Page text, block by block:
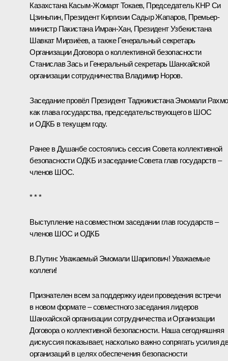
Казахстана Касым-Жомарт Токаев, Председатель КНРСи
Цзиньпин, Президент КиргизииСадыр Жапаров, Премьер-
министр Пакистана Имран-Хан, Президент Узбекистана
Шавкат Мирзиёев, а также Генеральный секретарь
Организации Договора о коллективной безопасности
Станислав Зась и Генеральный секретарь Шанхайской
организации сотрудничества Владимир Норов.
Заседание провёл Президент ТаджикистанаЭмомали
как глава государства, председательствующего в ШОС
иОДКБ в текущем году.
Ранее в Душанбе состоялисьсессия Совета коллективной
безопасности ОДКБ изаседаниеСовета глав государств –
членов ШОС.
* * *
Выступление на совместном заседании глав государств –
членов ШОС и ОДКБ
В.Путин: Уважаемый Эмомали Шарипович! Уважаемые
коллеги!
Признателен всем за поддержку идеи проведения встречи
в новом формате – совместного заседания лидеров
Шанхайской организации сотрудничества и Организации
Договора о коллективной безопасности. Наша сегодняшняя
дискуссия показывает, насколько важно сопрягать усилия
организаций в целях обеспечения безопасности